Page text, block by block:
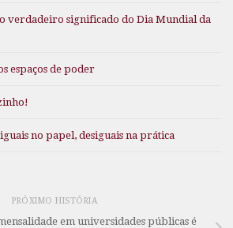
verdadeiro significado do Dia Mundial da
espaços de poder
no papel, desiguais na prática
PRÓXIMO HISTÓRIA
em universidades públicas é